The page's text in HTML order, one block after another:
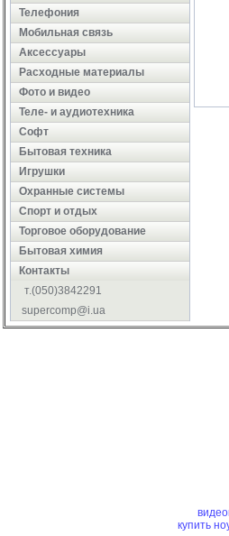
Телефония
Мобильная связь
Аксессуары
Расходные материалы
Фото и видео
Теле- и аудиотехника
Софт
Бытовая техника
Игрушки
Охранные системы
Cпорт и отдых
Торговое оборудование
Бытовая химия
Контакты
т.(050)3842291
supercomp@i.ua
купить